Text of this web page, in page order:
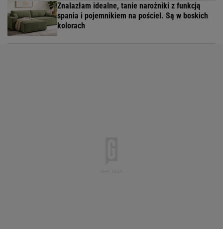
Znalazłam idealne, tanie narożniki z funkcją
spania i pojemnikiem na pościel. Są w boskich
kolorach